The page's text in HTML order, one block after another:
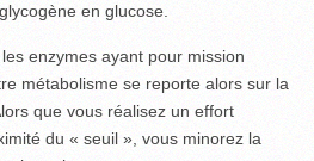
en glucose.
enzymes ayant pour mission
métabolisme se reporte alors sur la
que vous réalisez un effort
du « seuil », vous minorez la